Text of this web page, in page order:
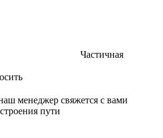
Частичная
менеджер свяжется с вами
пути